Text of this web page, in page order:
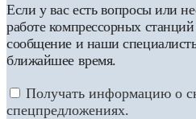
Если у вас есть вопросы или
работе компрессорных
сообщение и наши
ближайшее время.
Получать информацию о
спецпредложениях.